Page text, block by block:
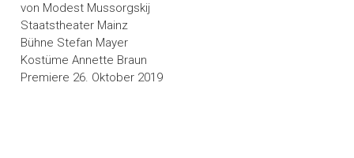
von Modest Mussorgskij
Staatstheater Mainz
Bühne Stefan Mayer
Kostüme Annette Braun
Premiere 26. Oktober 2019